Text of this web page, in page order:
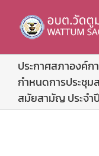
content
ประกาศสภาองค์ก
กำหนดการประชุ
สมัยสามัญ ประจำ